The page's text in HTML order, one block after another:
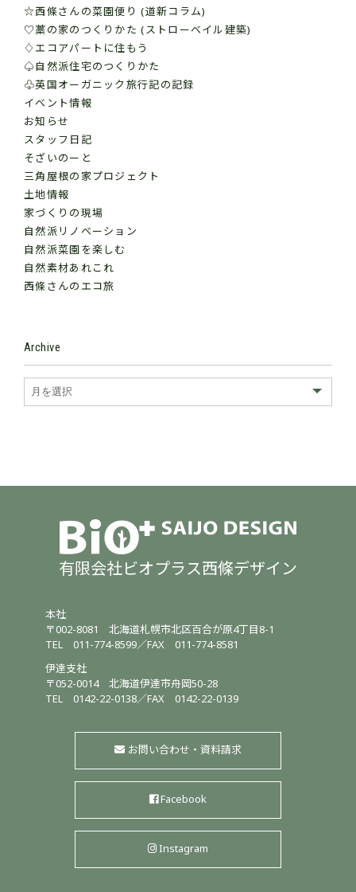
☆西條さんの菜園便り (道新コラム)
♡藁の家のつくりかた (ストローベイル建築)
♢エコアパートに住もう
♤自然派住宅のつくりかた
♧英国オーガニック旅行記の記録
イベント情報
お知らせ
スタッフ日記
そざいのーと
三角屋根の家プロジェクト
土地情報
家づくりの現場
自然派リノベーション
自然派菜園を楽しむ
自然素材あれこれ
西條さんのエコ旅
Archive
有限会社ビオプラス西條デザイン
本社
〒002-8081北海道札幌市北区百合が原4丁目8-1
TEL011-774-8599／FAX 011-774-8581
伊達支社
〒052-0014北海道伊達市舟岡50-28
TEL0142-22-0138／FAX 0142-22-0139
お問い合わせ・資料請求
Facebook
Instagram